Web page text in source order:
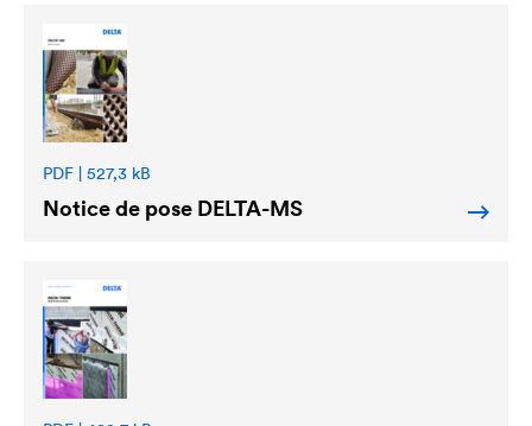
PDF | 527,3 kB
Notice de pose DELTA-MS